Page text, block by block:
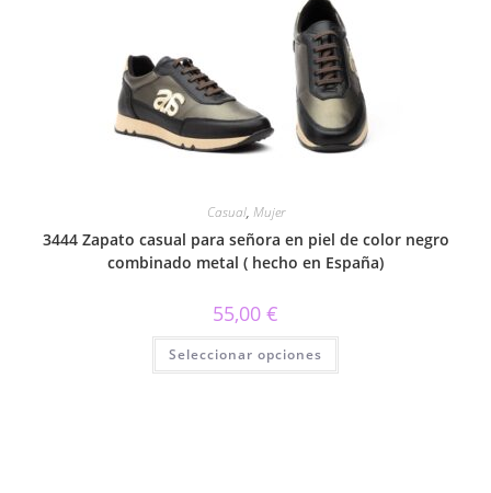
opciones
se
pueden
elegir
en
la
página
de
producto
Casual, Mujer
3444 Zapato casual para señora en piel de color negro
combinado metal ( hecho en España)
55,00 €
Seleccionar opciones
Este
tiene